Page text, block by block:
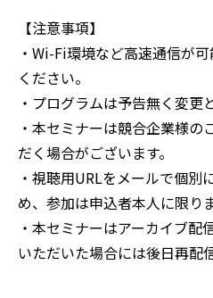
【注意事項】
・Wi-Fi環境など高速通信が
ください。
・プログラムは予告無く変更
・本セミナーは競合企業様の
だく場合がございます。
・視聴用URLをメールで個別
め、参加は申込者本人に限りま
・本セミナーはアーカイブ配
いただいた場合には後日再配